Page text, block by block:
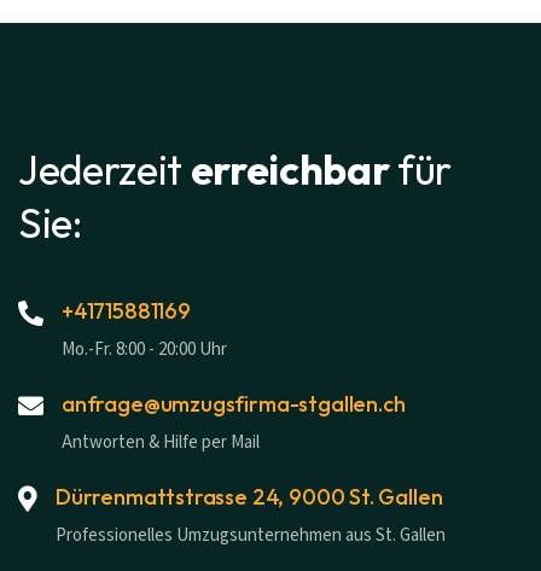
Jederzeit erreichbarfür
Sie:
+41715881169
Mo.-Fr. 8:00 - 20:00 Uhr
anfrage@umzugsfirma-stgallen.ch
Antworten & Hilfe per Mail
Dürrenmattstrasse 24, 9000 St. Gallen
Professionelles Umzugsunternehmen aus St. Gallen